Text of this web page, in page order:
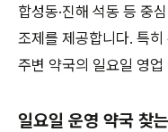
합성동·진해 석동 등 중
조제를 제공합니다. 특
주변 약국의 일요일 영
일요일 운영 약국 찾